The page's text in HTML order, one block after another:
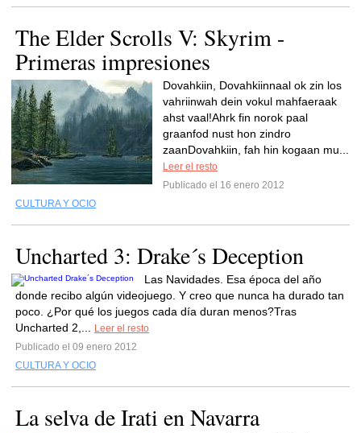
The Elder Scrolls V: Skyrim -
Primeras impresiones
Dovahkiin, Dovahkiinnaal ok zin los
vahriinwah dein vokul mahfaeraak
ahst vaal!Ahrk fin norok paal
graanfod nust hon zindro
zaanDovahkiin, fah hin kogaan mu...
Leer el resto
Publicado el 16 enero 2012
CULTURA Y OCIO
Uncharted 3: Drake´s Deception
Las Navidades. Esa época del año
donde recibo algún videojuego. Y creo que nunca ha durado tan
poco. ¿Por qué los juegos cada día duran menos?Tras
Uncharted 2,...
Leer el resto
Publicado el 09 enero 2012
CULTURA Y OCIO
La selva de Irati en Navarra